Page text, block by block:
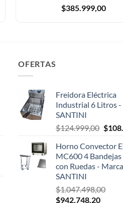
$385.999,00
OFERTAS
Freidora Eléctrica
Industrial 6 Litros
SANTINI
$124.999,00 El
era:
$
Horno Convector
MC600 4 Bandejas
con Ruedas - Marca
SANTINI
$1.047.498,00
El
$942.748,20El